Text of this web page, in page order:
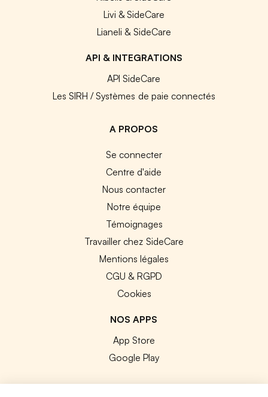
Livi & SideCare
Lianeli & SideCare
API & INTEGRATIONS
API SideCare
Les SIRH / Systèmes de paie connectés
A PROPOS
Se connecter
Centre d'aide
Nous contacter
Notre équipe
Témoignages
Travailler chez SideCare
Mentions légales
CGU & RGPD
Cookies
NOS APPS
App Store
Google Play